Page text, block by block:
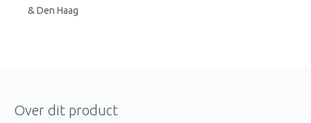
& Den Haag
Over dit product